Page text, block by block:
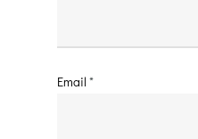
Email *